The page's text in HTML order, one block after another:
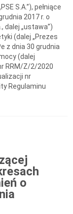
S.A.”), pełniące
2017 r. o
dalej „ustawa”)
(dalej „Prezes
z dnia 30 grudnia
(dalej
RRM/Z/2/2020
nr
Regulaminu
o